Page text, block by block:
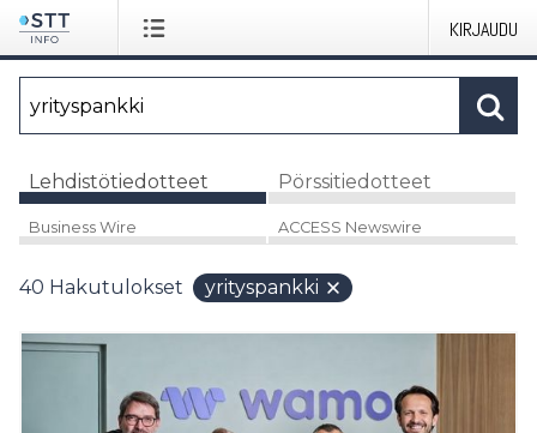
KIRJAUDU
Lehdistötiedotteet Pörssitiedotteet
Business Wire ACCESS Newswire
40 Hakutulokset yrityspankki